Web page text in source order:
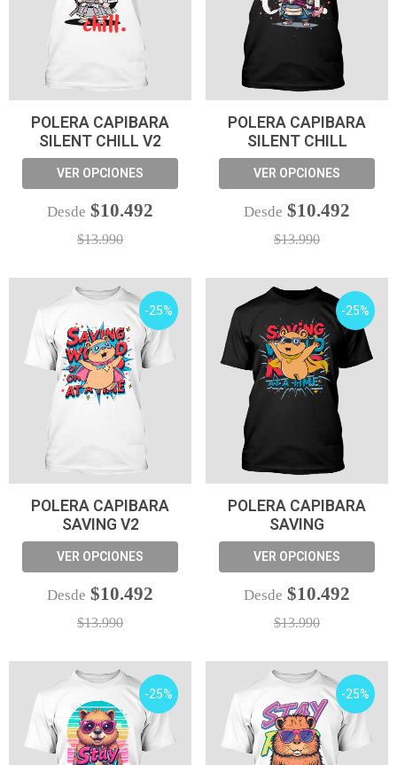
POLERA CAPIBARA
SILENT CHILL V2
VER OPCIONES
Desde $10.492
$13.990
POLERA CAPIBARA
SILENT CHILL
VER OPCIONES
Desde $10.492
$13.990
-25%
POLERA CAPIBARA
SAVING V2
VER OPCIONES
Desde $10.492
$13.990
-25%
POLERA CAPIBARA
SAVING
VER OPCIONES
Desde $10.492
$13.990
-25% -25%